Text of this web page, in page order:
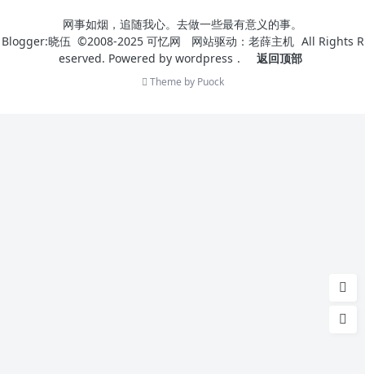
网事如烟，追随我心。去做一些最有意义的事。
Blogger:晓伍 ©2008-2025 可忆网 网站驱动： 老薛主机 All Rights R
eserved. Powered by wordpress . 返回顶部
Theme by Puock